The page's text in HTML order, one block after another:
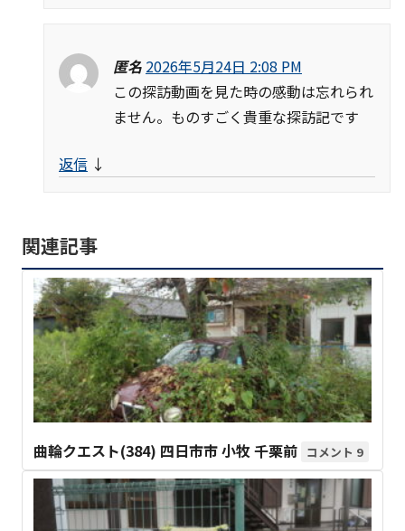
匿名 2026年5月24日 2:08 PM
この探訪動画を見た時の感動は忘れられ
ません。ものすごく貴重な探訪記です
返信 ↓
関連記事
曲輪クエスト(384) 四日市市 小牧 千栗前 9